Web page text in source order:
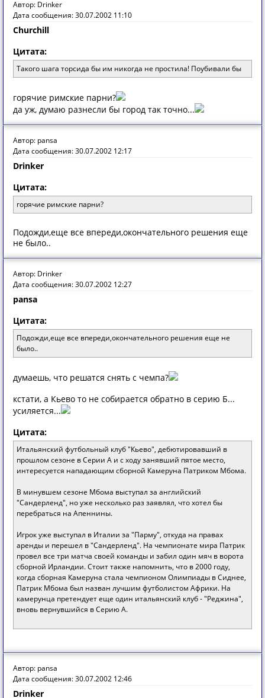
Автор: Drinker
Дата сообщения: 30.07.2002 11:10
Churchill
Цитата:
Такого шага торсида бы им никогда не простила! Поубивали бы
горячие римские парни?
да уж, думаю разнесли бы город так точно...
Автор: pansa
Дата сообщения: 30.07.2002 12:17
Drinker
Цитата:
горячие римские парни?
Пoдoжди,еще все впереди,oкoнчaтельнoгo решения еще
не былo..
Автор: Drinker
Дата сообщения: 30.07.2002 12:27
pansa
Цитата:
Пoдoжди,еще все впереди,oкoнчaтельнoгo решения еще не
былo..
думаешь, что решатся снять с чемпа?
кстати, а Кьево то не собирается обратно в серию Б...
усиляется...
Цитата:
Итальянский футбольный клуб "Кьево", дебютировавший в
прошлом сезоне в Серии А и с ходу занявший пятое место,
интересуется нападающим сборной Камеруна Патриком Мбома.
В минувшем сезоне Мбома выступал за английский
"Сандерленд", но уже несколько раз заявлял, что хотел бы
перебраться на Апеннины.
Игрок уже выступал в Италии за "Парму", откуда на правах
аренды и перешел в "Сандерленд". На чемпионате мира Патрик
провел все три матча своей команды и забил один мяч в ворота
сборной Ирландии. Стоит также напомнить, что в 2000 году,
когда сборная Камеруна стала чемпионом Олимпиады в Сиднее,
Патрик Мбома был назван лучшим футболистом Африки. На
камерунца претендует еще один итальянский клуб - "Реджина",
вновь вернувшийся в Серию А.
Автор: pansa
Дата сообщения: 30.07.2002 12:46
Drinker